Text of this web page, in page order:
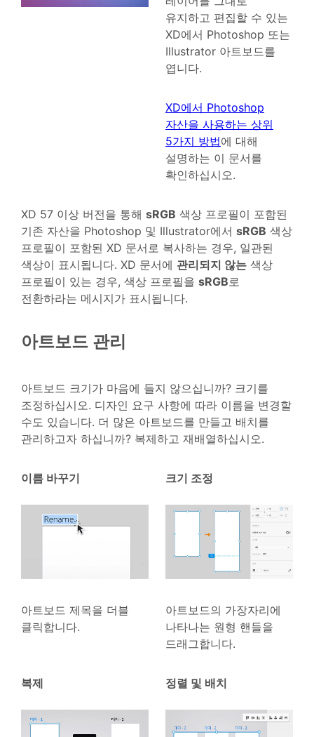
유지하고 편집할 수 있는
XD에서 Photoshop 또는
Illustrator 아트보드를
엽니다.
XD에서 Photoshop
자산을 사용하는 상위
5가지 방법에 대해
설명하는 이 문서를
확인하십시오.
XD 57 이상 버전을 통해 sRGB 색상 프로필이 포함된
기존 자산을 Photoshop 및 Illustrator에서 sRGB 색상
프로필이 포함된 XD 문서로 복사하는 경우, 일관된
색상이 표시됩니다. XD 문서에 관리되지 않는 색상
프로필이 있는 경우, 색상 프로필을 sRGB 로
전환하라는 메시지가 표시됩니다.
아트보드 관리
아트보드 크기가 마음에 들지 않으십니까? 크기를
조정하십시오. 디자인 요구 사항에 따라 이름을 변경할
수도 있습니다. 더 많은 아트보드를 만들고 배치를
관리하고자 하십니까? 복제하고 재배열하십시오.
이름 바꾸기
아트보드 제목을 더블
클릭합니다.
크기 조정
아트보드의 가장자리에
나타나는 원형 핸들을
드래그합니다.
복제 정렬 및 배치